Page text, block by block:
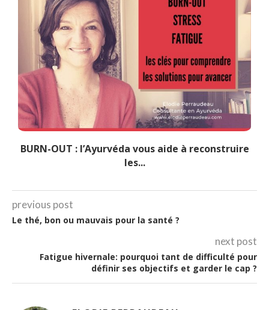
BURN-OUT : l’Ayurvéda vous aide à reconstruire
les...
previous post
Le thé, bon ou mauvais pour la santé ?
next post
Fatigue hivernale: pourquoi tant de difficulté pour
définir ses objectifs et garder le cap ?